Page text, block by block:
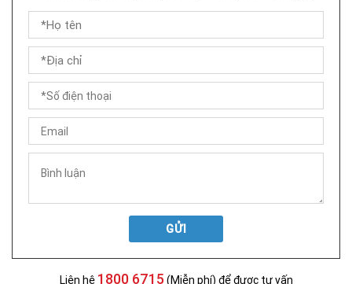
GỬI
Liên hệ 1800 6715 (Miễn phí) để được tư vấn